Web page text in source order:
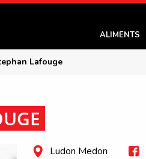
ALIMENTS
Lafouge
Ludon Medon